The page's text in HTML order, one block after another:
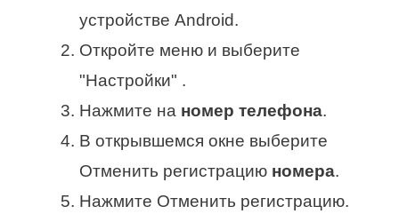
устройстве Android.
Откройте меню и выберите
"Настройки" .
Нажмите на номер телефона.
В открывшемся окне выберите
Отменить регистрацию номера.
Нажмите Отменить регистрацию.